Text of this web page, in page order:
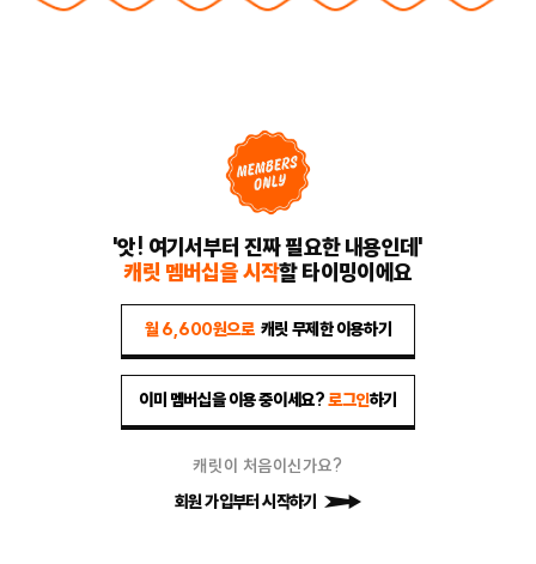
'앗! 여기서부터 진짜 필요한 내용인데'
캐릿 멤버십을 시작할 타이밍이에요
월 6,600원으로 캐릿 무제한 이용하기
이미 멤버십을 이용 중이세요?로그인하기
캐릿이 처음이신가요?
회원 가입부터 시작하기